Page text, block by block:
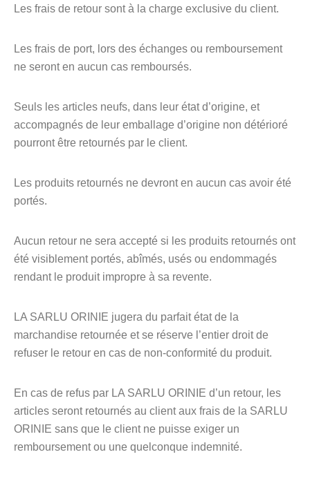
Les frais de retour sont à la charge exclusive du client.
Les frais de port, lors des échanges ou remboursement
ne seront en aucun cas remboursés.
Seuls les articles neufs, dans leur état d’origine, et
accompagnés de leur emballage d’origine non détérioré
pourront être retournés par le client.
Les produits retournés ne devront en aucun cas avoir été
portés.
Aucun retour ne sera accepté si les produits retournés ont
été visiblement portés, abîmés, usés ou endommagés
rendant le produit impropre à sa revente.
LA SARLU ORINIE jugera du parfait état de la
marchandise retournée et se réserve l’entier droit de
refuser le retour en cas de non-conformité du produit.
En cas de refus par LA SARLU ORINIE d’un retour, les
articles seront retournés au client aux frais de la SARLU
ORINIE sans que le client ne puisse exiger un
remboursement ou une quelconque indemnité.